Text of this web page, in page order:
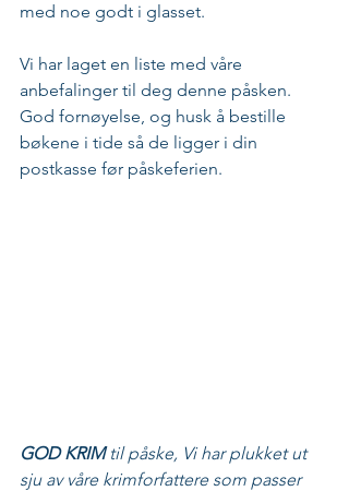
med noe godt i glasset.
Vi har laget en liste med våre
anbefalinger til deg denne påsken.
God fornøyelse, og husk å bestille
bøkene i tide så de ligger i din
postkasse før påskeferien.
GOD KRIM til påske, Vi har plukket ut
sju av våre krimforfattere som passer